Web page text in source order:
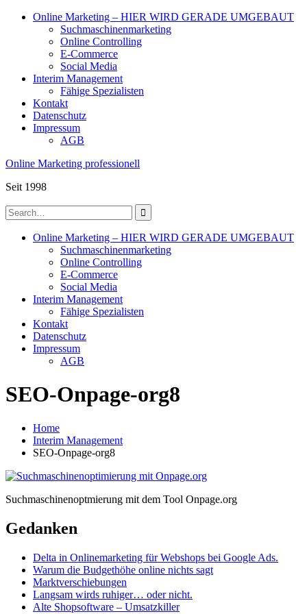
Skip
Online Marketing – HIER WIRD GERADE UMGEBAUT
Suchmaschinenmarketing
Online Controlling
E-Commerce
Social Media
Interim Management
Fähige Spezialisten
Kontakt
Datenschutz
Impressum
AGB
Online Marketing professionell
Seit 1998
Search
for:
Online Marketing – HIER WIRD GERADE UMGEBAUT
Suchmaschinenmarketing
Online Controlling
E-Commerce
Social Media
Interim Management
Fähige Spezialisten
Kontakt
Datenschutz
Impressum
AGB
SEO-Onpage-org8
Home
Interim Management
SEO-Onpage-org8
Suchmaschinenoptmierung mit dem Tool Onpage.org
Gedanken
Delta in Onlinemarketing für Webshops bei Google Ads.
Warum die Budgethöhe online nichts sagt
Marktverschiebungen
Langsam wirds ruhiger… oder nicht.
Alte Shopsoftware – Umsatzkiller